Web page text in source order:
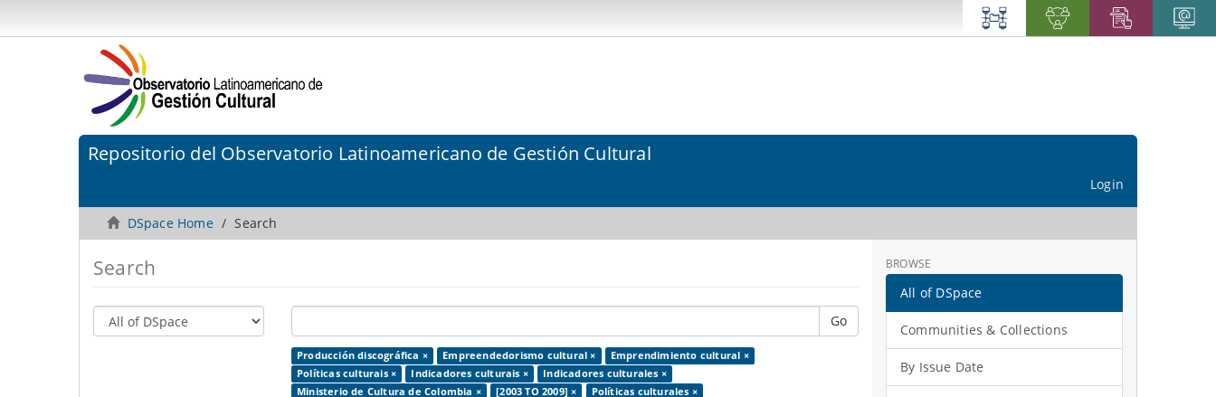
Repositorio del Observatorio Latinoamericano de Gestión Cultural
Login
DSpace Home Search
Search
Go
Producción discográfica × Empreendedorismo cultural ×
Emprendimiento cultural ×
Políticas culturais ×
Indicadores culturais ×
Indicadores culturales ×
Ministerio de Cultura de Colombia ×
[2003 TO 2009] × Políticas culturales ×
BROWSE
All of DSpace
Communities & Collections
By Issue Date